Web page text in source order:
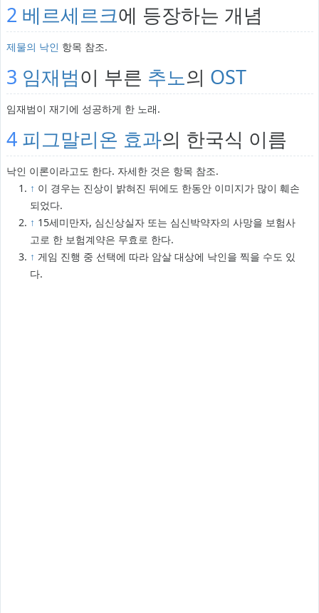
2 베르세르크에 등장하는 개념
제물의 낙인 항목 참조.
3 임재범이 부른 추노의 OST
임재범이 재기에 성공하게 한 노래.
4 피그말리온 효과의 한국식 이름
낙인 이론이라고도 한다. 자세한 것은 항목 참조.
↑ 이 경우는 진상이 밝혀진 뒤에도 한동안 이미지가 많이 훼손
되었다.
↑ 15세미만자, 심신상실자 또는 심신박약자의 사망을 보험사
고로 한 보험계약은 무효로 한다.
↑ 게임 진행 중 선택에 따라 암살 대상에 낙인을 찍을 수도 있
다.